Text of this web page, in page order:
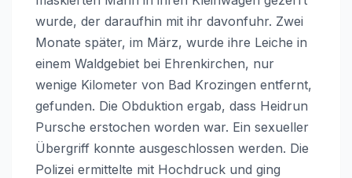
wurde, der daraufhin mit ihr davonfuhr. Zwei
Monate später, im März, wurde ihre Leiche in
einem Waldgebiet bei Ehrenkirchen, nur
wenige Kilometer von Bad Krozingen entfernt,
gefunden. Die Obduktion ergab, dass Heidrun
Pursche erstochen worden war. Ein sexueller
Übergriff konnte ausgeschlossen werden. Die
Polizei ermittelte mit Hochdruck und ging